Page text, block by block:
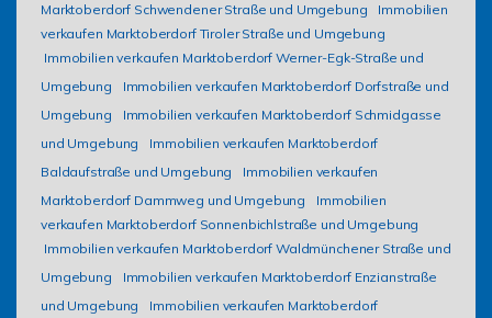
Marktoberdorf Schwendener Straße und Umgebung
Immobilien
verkaufen Marktoberdorf Tiroler Straße und Umgebung
Immobilien verkaufen Marktoberdorf Werner-Egk-Straße und
Umgebung
Immobilien verkaufen Marktoberdorf Dorfstraße und
Umgebung
Immobilien verkaufen Marktoberdorf Schmidgasse
und Umgebung
Immobilien verkaufen Marktoberdorf
Baldaufstraße und Umgebung
Immobilien verkaufen
Marktoberdorf Dammweg und Umgebung
Immobilien
verkaufen Marktoberdorf Sonnenbichlstraße und Umgebung
Immobilien verkaufen Marktoberdorf Waldmünchener Straße und
Umgebung
Immobilien verkaufen Marktoberdorf Enzianstraße
und Umgebung
Immobilien verkaufen Marktoberdorf